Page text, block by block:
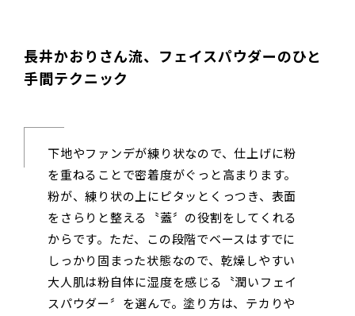
長井かおりさん流、フェイスパウダーのひと
手間テクニック
下地やファンデが練り状なので、仕上げに粉
を重ねることで密着度がぐっと高まります。
粉が、練り状の上にピタッとくっつき、表面
をさらりと整える〝蓋〞の役割をしてくれる
からです。ただ、この段階でベースはすでに
しっかり固まった状態なので、乾燥しやすい
大人肌は粉自体に湿度を感じる〝潤いフェイ
スパウダー〞を選んで。塗り方は、テカりや